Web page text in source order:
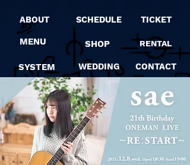
ABOUT
MENU
SYSTEM
SCHEDULE
SHOP
WEDDING
TICKET
RENTAL
CONTACT